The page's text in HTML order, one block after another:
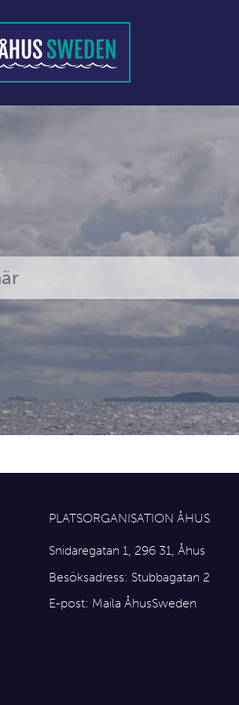
PLATSORGANISATION ÅHUS
Snidaregatan 1, 296 31, Åhus
Besöksadress: Stubbagatan 2
E-post: Maila ÅhusSweden